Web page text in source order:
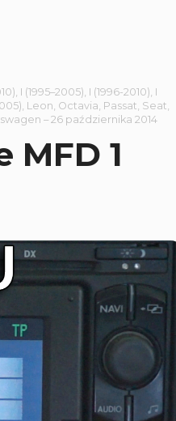
I (1995–2005) I (1996-2010) I
Leon Octavia Passat Seat
– 26 października 2014
1